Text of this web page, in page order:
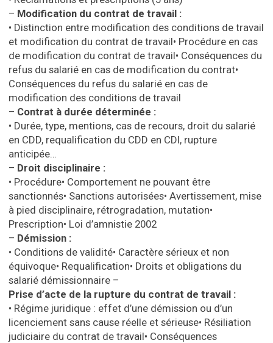
– Modification du contrat de travail :
• Distinction entre modification des conditions de travail
et modification du contrat de travail• Procédure en cas
de modification du contrat de travail• Conséquences du
refus du salarié en cas de modification du contrat•
Conséquences du refus du salarié en cas de
modification des conditions de travail
– Contrat à durée déterminée :
• Durée, type, mentions, cas de recours, droit du salarié
en CDD, requalification du CDD en CDI, rupture
anticipée…
– Droit disciplinaire :
• Procédure• Comportement ne pouvant être
sanctionnés• Sanctions autorisées• Avertissement, mise
à pied disciplinaire, rétrogradation, mutation•
Prescription• Loi d’amnistie 2002
– Démission :
• Conditions de validité• Caractère sérieux et non
équivoque• Requalification• Droits et obligations du
salarié démissionnaire –
Prise d’acte de la rupture du contrat de travail :
• Régime juridique : effet d’une démission ou d’un
licenciement sans cause réelle et sérieuse• Résiliation
judiciaire du contrat de travail• Conséquences